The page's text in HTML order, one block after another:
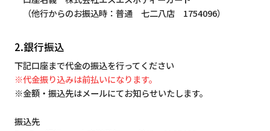
（他行からのお振込時：普通 七二八店 1754096）
2.銀行振込
下記口座まで代金の振込を行ってください
※代金振り込みは前払いになります。
※金額・振込先はメールにてお知らせいたします。
振込先